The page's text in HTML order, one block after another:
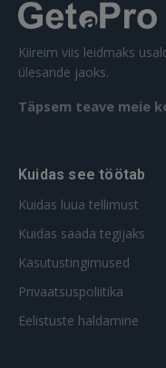

Kiireim viis leidmaks
ülesande jaoks.
Täpsem teave meie
Kuidas see töötab
Kuidas luua tellimust
Kuidas saada tegijaks
Kasutustingimused
Privaatsuspoliitika
Eelistuste haldamine